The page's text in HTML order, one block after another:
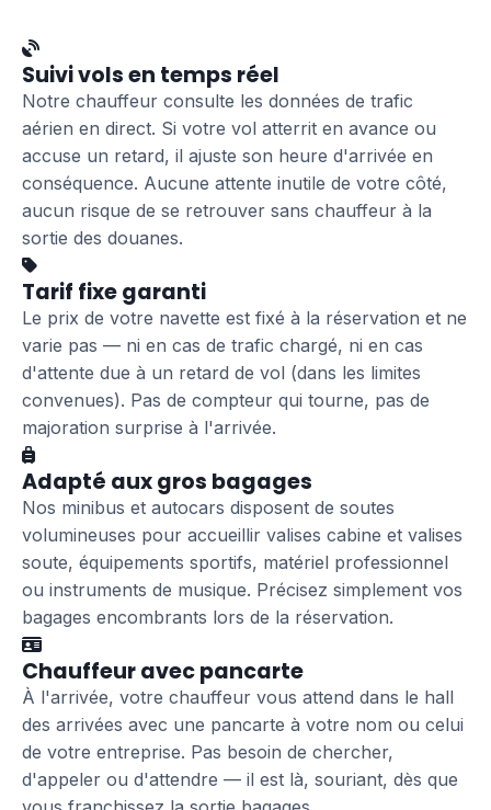
Suivi vols en temps réel
Notre chauffeur consulte les données de trafic
aérien en direct. Si votre vol atterrit en avance ou
accuse un retard, il ajuste son heure d'arrivée en
conséquence. Aucune attente inutile de votre côté,
aucun risque de se retrouver sans chauffeur à la
sortie des douanes.
Tarif fixe garanti
Le prix de votre navette est fixé à la réservation et ne
varie pas — ni en cas de trafic chargé, ni en cas
d'attente due à un retard de vol (dans les limites
convenues). Pas de compteur qui tourne, pas de
majoration surprise à l'arrivée.
Adapté aux gros bagages
Nos minibus et autocars disposent de soutes
volumineuses pour accueillir valises cabine et valises
soute, équipements sportifs, matériel professionnel
ou instruments de musique. Précisez simplement vos
bagages encombrants lors de la réservation.
Chauffeur avec pancarte
À l'arrivée, votre chauffeur vous attend dans le hall
des arrivées avec une pancarte à votre nom ou celui
de votre entreprise. Pas besoin de chercher,
d'appeler ou d'attendre — il est là, souriant, dès que